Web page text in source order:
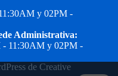
y 02PM -
Administrativa:
- 11:30AM y 02PM -
de Creative